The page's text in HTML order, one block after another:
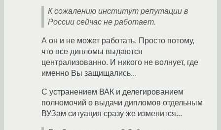
К сожалению институт репутации в
России сейчас не работает.
А он и не может работать. Просто потому,
что все дипломы выдаются
централизованно. И никого не волнует, где
именно Вы защищались...
С устранением ВАК и делегированием
полномочий о выдачи дипломов отдельным
ВУЗам ситуация сразу же изменится...